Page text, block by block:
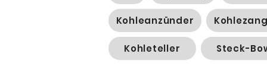
Kohleanzünder
Kohleteller Steck-